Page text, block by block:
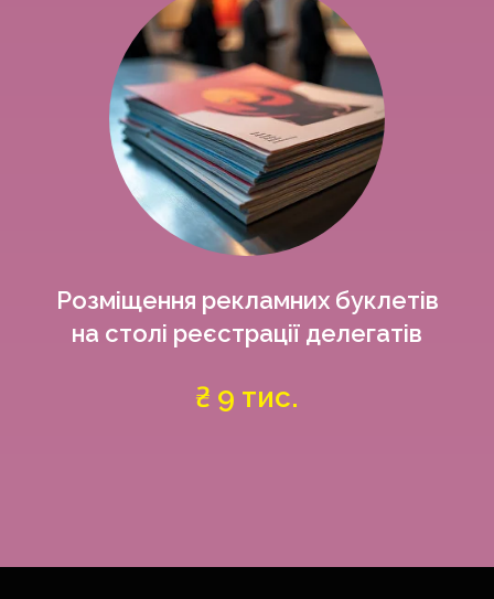
Розміщення рекламних буклетів
на столі реєстрації делегатів
₴ 9 тис.